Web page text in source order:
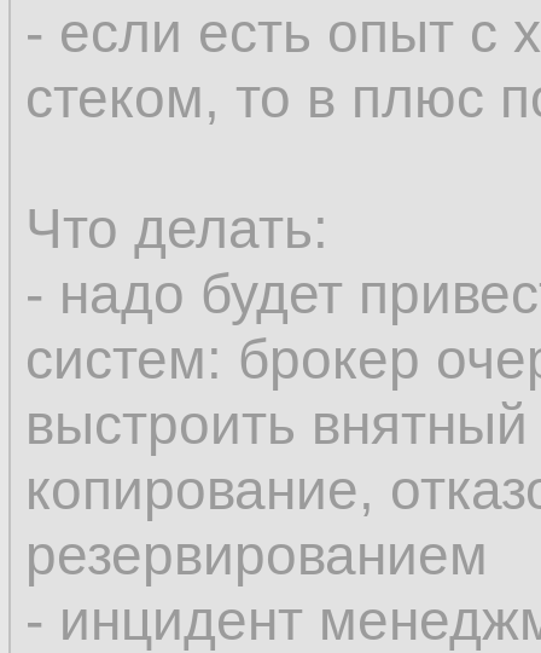
- если есть опыт с
стеком, то в плюс
Что делать:
- надо будет
систем: брокер
выстроить
копирование,
резервированием
- инцидент